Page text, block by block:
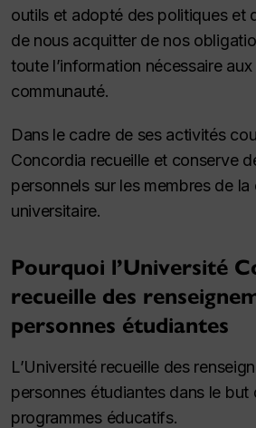
outils et adopté des politiques et
de nous acquitter de nos
toute l’information nécessaire
communauté.
Dans le cadre de ses activités
Concordia recueille et conserve
personnels sur les membres de
universitaire.
Pourquoi l’Université
recueille des
personnes étudiantes
L’Université recueille des
personnes étudiantes dans le but
programmes éducatifs.